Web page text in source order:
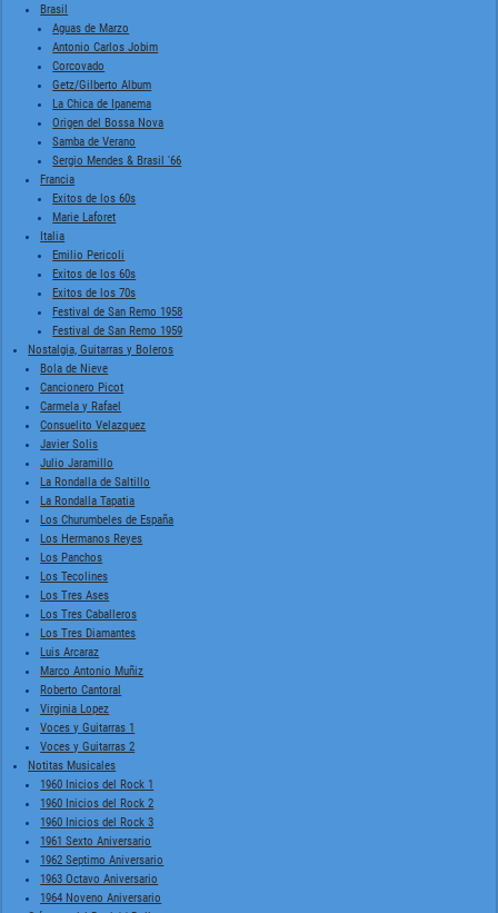
Brasil
Aguas de Marzo
Antonio Carlos Jobim
Corcovado
Getz/Gilberto Album
La Chica de Ipanema
Origen del Bossa Nova
Samba de Verano
Sergio Mendes & Brasil '66
Francia
Exitos de los 60s
Marie Laforet
Italia
Emilio Pericoli
Exitos de los 60s
Exitos de los 70s
Festival de San Remo 1958
Festival de San Remo 1959
Nostalgia, Guitarras y Boleros
Bola de Nieve
Cancionero Picot
Carmela y Rafael
Consuelito Velazquez
Javier Solis
Julio Jaramillo
La Rondalla de Saltillo
La Rondalla Tapatia
Los Churumbeles de España
Los Hermanos Reyes
Los Panchos
Los Tecolines
Los Tres Ases
Los Tres Caballeros
Los Tres Diamantes
Luis Arcaraz
Marco Antonio Muñiz
Roberto Cantoral
Virginia Lopez
Voces y Guitarras 1
Voces y Guitarras 2
Notitas Musicales
1960 Inicios del Rock 1
1960 Inicios del Rock 2
1960 Inicios del Rock 3
1961 Sexto Aniversario
1962 Septimo Aniversario
1963 Octavo Aniversario
1964 Noveno Aniversario